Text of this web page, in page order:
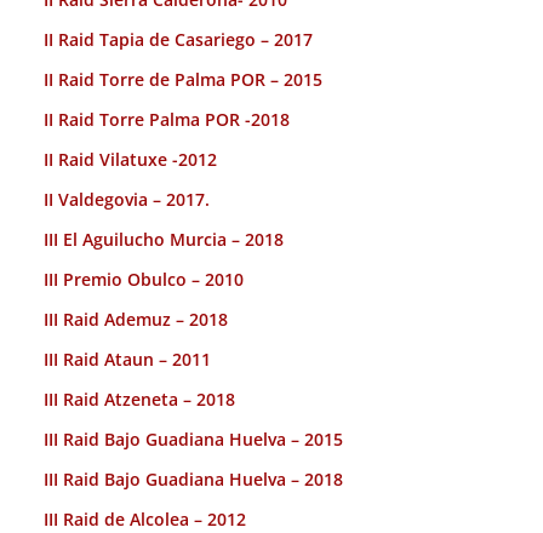
II Raid Tapia de Casariego – 2017
II Raid Torre de Palma POR – 2015
II Raid Torre Palma POR -2018
II Raid Vilatuxe -2012
II Valdegovia – 2017.
III El Aguilucho Murcia – 2018
III Premio Obulco – 2010
III Raid Ademuz – 2018
III Raid Ataun – 2011
III Raid Atzeneta – 2018
III Raid Bajo Guadiana Huelva – 2015
III Raid Bajo Guadiana Huelva – 2018
III Raid de Alcolea – 2012